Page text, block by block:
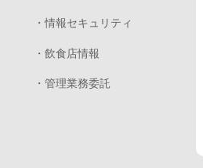
・情報セキュリティ
・飲食店情報
・管理業務委託